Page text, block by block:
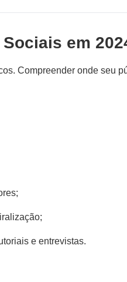
em
Compreender onde seu
e entrevistas.